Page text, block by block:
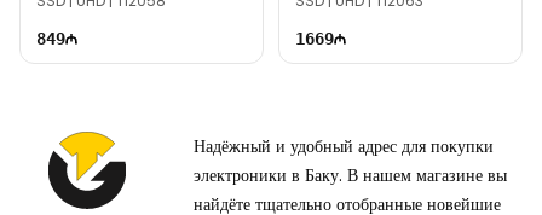
849 1669
Надёжный и удобный адрес для покупки
электроники в Баку. В нашем магазине вы
найдёте тщательно отобранные новейшие